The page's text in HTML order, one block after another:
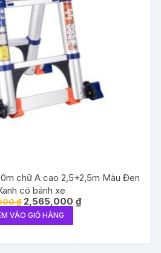
chữ A cao 2,5+2,5m Màu Đen
có bánh xe
₫ Giá
gốc
là:
3,550,000 ₫.
2,565,000₫Giá
hiện
VÀO GIỎ HÀNG